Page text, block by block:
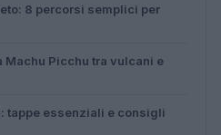
8 percorsi semplici per
Machu Picchu tra vulcani e
tappe essenziali e consigli